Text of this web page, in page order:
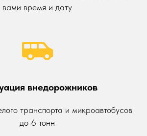
вами время и дату
внедорожников
транспорта и микроавтобусов
до 6 тонн